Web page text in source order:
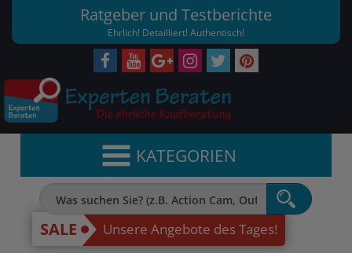
Ratgeber und Testberichte
Ehrlich! Detailliert! Authentisch!
KATEGORIEN
SALE Unsere Angebote des Tages!